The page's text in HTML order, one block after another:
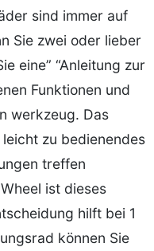
sind immer auf
Sie zwei oder lieber
eine” “Anleitung zur
Funktionen und
werkzeug. Das
zu bedienendes
treffen
ist dieses
hilft bei 1
können Sie